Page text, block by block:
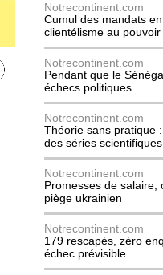
Notrecontinent.com
Cumul des mandats
clientélisme au pouvoir
Notrecontinent.com
Pendant que le
échecs politiques
Notrecontinent.com
Théorie sans pratique
des séries scientifiques
Notrecontinent.com
Promesses de salaire,
piège ukrainien
Notrecontinent.com
179 rescapés, zéro
échec prévisible